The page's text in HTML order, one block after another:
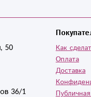
50
36/1
Как
Оплата
Доставка